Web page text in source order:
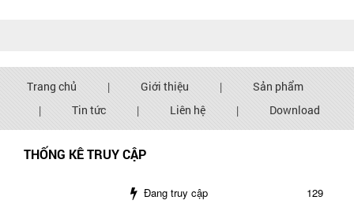
Trang chủ | Giới thiệu |
Sản phẩm
|
Tin tức | Liên hệ | Download
THỐNG KÊ TRUY CẬP
Đang truy cập 129